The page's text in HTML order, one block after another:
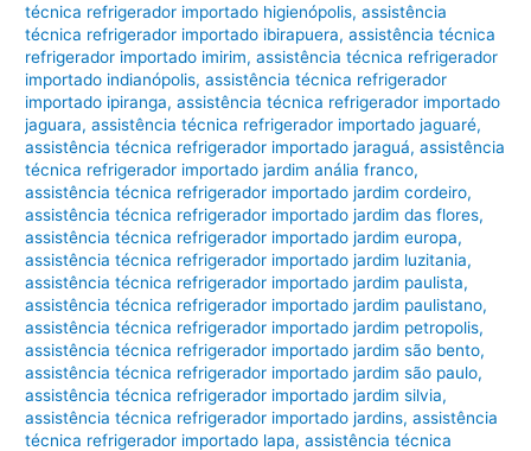
técnica refrigerador importado higienópolis,assistência
técnica refrigerador importado ibirapuera,assistência técnica
refrigerador importado imirim,assistência técnica refrigerador
importado indianópolis,assistência técnica refrigerador
importado ipiranga,assistência técnica refrigerador importado
jaguara,assistência técnica refrigerador importado jaguaré,
assistência técnica refrigerador importado jaraguá,assistência
técnica refrigerador importado jardim anália franco,
assistência técnica refrigerador importado jardim cordeiro,
assistência técnica refrigerador importado jardim das flores,
assistência técnica refrigerador importado jardim europa,
assistência técnica refrigerador importado jardim luzitania,
assistência técnica refrigerador importado jardim paulista,
assistência técnica refrigerador importado jardim paulistano,
assistência técnica refrigerador importado jardim petropolis,
assistência técnica refrigerador importado jardim são bento,
assistência técnica refrigerador importado jardim são paulo,
assistência técnica refrigerador importado jardim silvia,
assistência técnica refrigerador importado jardins,assistência
técnica refrigerador importado lapa,assistência técnica